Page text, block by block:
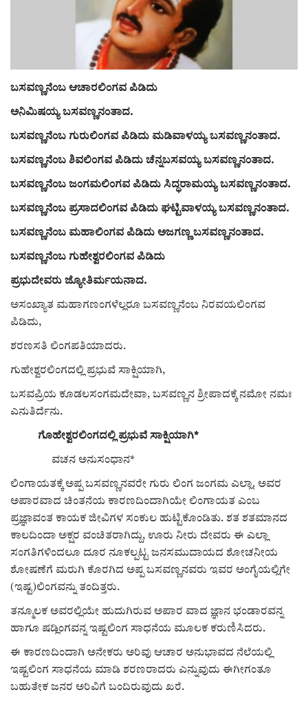
ಸುದ್ದಿ
e-paper (ಇ–ಪೇಪರ್‌)
ಪುಸ್ತಕ ಪರಿಚಯ
ಸಾಧಕರ ಪರಿಚಯ
ಪತ್ರಕರ್ತರ ಪರಿಚಯ
ಸಂಪಾದಕೀಯ
ಕವನ
Digital Subscription
ಬಸವಣ್ಣನೆಂಬ ಆಚಾರಲಿಂಗವ ಪಿಡಿದು
ಅನಿಮಿಷಯ್ಯ ಬಸವಣ್ಣನಂತಾದ.
ಬಸವಣ್ಣನೆಂಬ ಗುರುಲಿಂಗವ ಪಿಡಿದು ಮಡಿವಾಳಯ್ಯ ಬಸವಣ್ಣನಂತಾದ.
ಬಸವಣ್ಣನೆಂಬ ಶಿವಲಿಂಗವ ಪಿಡಿದು ಚೆನ್ನಬಸವಯ್ಯ ಬಸವಣ್ಣನಂತಾದ.
ಬಸವಣ್ಣನೆಂಬ ಜಂಗಮಲಿಂಗವ ಪಿಡಿದು ಸಿದ್ಧರಾಮಯ್ಯ ಬಸವಣ್ಣನಂತಾದ.
ಬಸವಣ್ಣನೆಂಬ ಪ್ರಸಾದಲಿಂಗವ ಪಿಡಿದು ಘಟ್ಟಿವಾಳಯ್ಯ ಬಸವಣ್ಣನಂತಾದ.
ಬಸವಣ್ಣನೆಂಬ ಮಹಾಲಿಂಗವ ಪಿಡಿದು ಅಜಗಣ್ಣ ಬಸವಣ್ಣನಂತಾದ.
ಬಸವಣ್ಣನೆಂಬ ಗುಹೇಶ್ವರಲಿಂಗವ ಪಿಡಿದು
ಪ್ರಭುದೇವರು ಜ್ಯೋತಿರ್ಮಯನಾದ.
ಅಸಂಖ್ಯಾತ ಮಹಾಗಣಂಗಳೆಲ್ಲರೂ ಬಸವಣ್ಣನೆಂಬ ನಿರವಯಲಿಂಗವ
ಪಿಡಿದು,
ಶರಣಸತಿ ಲಿಂಗಪತಿಯಾದರು.
ಗುಹೇಶ್ವರಲಿಂಗದಲ್ಲಿ ಪ್ರಭುವೆ ಸಾಕ್ಷಿಯಾಗಿ,
ಬಸವಪ್ರಿಯ ಕೂಡಲಸಂಗಮದೇವಾ, ಬಸವಣ್ಣನ ಶ್ರೀಪಾದಕ್ಕೆ ನಮೋ ನಮಃ
ಎನುತಿರ್ದೆನು.
ಗೊಹೇಶ್ವರಲಿಂಗದಲ್ಲಿ ಪ್ರಭುವೆ ಸಾಕ್ಷಿಯಾಗಿ*
ವಚನ ಅನುಸಂಧಾನ*
ಲಿಂಗಾಯತಕ್ಕೆ ಅಪ್ಪ ಬಸವಣ್ಣನವರೇ ಗುರು ಲಿಂಗ ಜಂಗಮ ಎಲ್ಲಾ. ಅವರ
ಅಪಾರವಾದ ಚಿಂತನೆಯ ಕಾರಣದಿಂದಾಗಿಯೇ ಲಿಂಗಾಯತ ಎಂಬ
ಪ್ರಜ್ಞಾವಂತ ಕಾಯಕ ಜೀವಿಗಳ ಸಂಕುಲ ಹುಟ್ಟಿಕೊಂಡಿತು. ಶತ ಶತಮಾನದ
ಕಾಲದಿಂದಾ ಅಕ್ಷರ ವಂಚಿತರಾಗಿದ್ದು, ಊರು ನೀರು ದೇವರು ಈ ಎಲ್ಲಾ
ಸಂಗತಿಗಳಿಂದಲೂ ದೂರ ನೂಕಲ್ಪಟ್ಟ ಜನಸಮುದಾಯದ ಶೋಚನೀಯ
ಶೋಷಣೆಗೆ ಮರುಗಿ ಕೊರಗಿದ ಅಪ್ಪ ಬಸವಣ್ಣನವರು ಇವರ ಅಂಗೈಯಲ್ಲಿಗೇ
(ಇಷ್ಟ)ಲಿಂಗವನ್ನು ತಂದಿತ್ತರು.
ತನ್ಮೂಲಕ ಅವರಲ್ಲಿಯೇ ಹುದುಗಿರುವ ಅಪಾರ ವಾದ ಜ್ಞಾನ ಭಂಡಾರವನ್ನ
ಹಾಗೂ ಷಡ್ಲಿಂಗವನ್ನ ಇಷ್ಟಲಿಂಗ ಸಾಧನೆಯ ಮೂಲಕ ಕರುಣಿಸಿದರು.
ಈ ಕಾರಣದಿಂದಾಗಿ ಅನೇಕರು ಅರಿವು ಆಚಾರ ಅನುಭಾವದ ನೆಲೆಯಲ್ಲಿ
ಇಷ್ಟಲಿಂಗ ಸಾಧನೆಯ ಮಾಡಿ ಶರಣರಾದರು ಎನ್ನುವುದು ಈಗೀಗಂತೂ
ಬಹುತೇಕ ಜನರ ಅರಿವಿಗೆ ಬಂದಿರುವುದು ಖರೆ.